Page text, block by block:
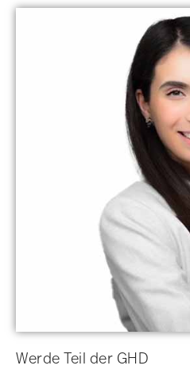
Werde Teil der GHD